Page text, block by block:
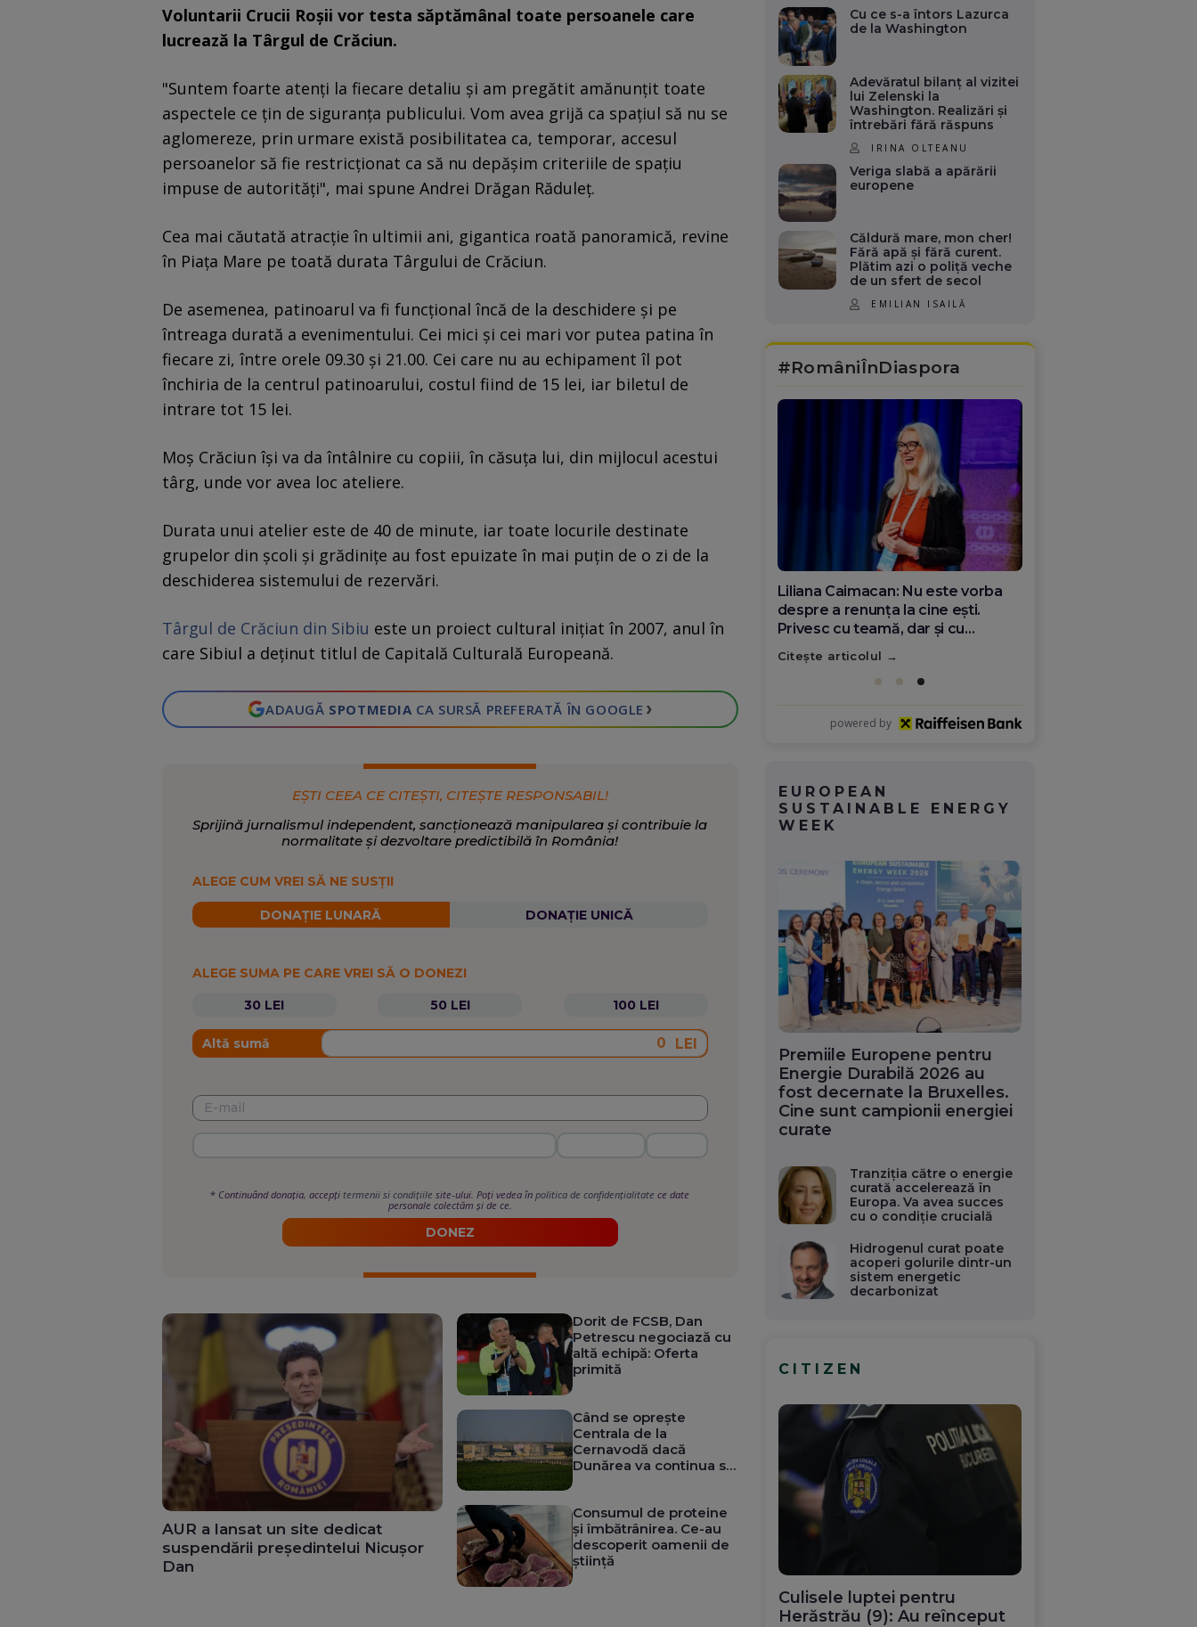
Voluntarii Crucii Roşii vor testa săptămânal toate persoanele care
lucrează la Târgul de Crăciun.
"Suntem foarte atenţi la fiecare detaliu şi am pregătit amănunţit toate
aspectele ce ţin de siguranţa publicului. Vom avea grijă ca spaţiul să nu se
aglomereze, prin urmare există posibilitatea ca, temporar, accesul
persoanelor să fie restricţionat ca să nu depăşim criteriile de spaţiu
impuse de autorităţi", mai spune Andrei Drăgan Răduleţ.
Cea mai căutată atracţie în ultimii ani, gigantica roată panoramică, revine
în Piaţa Mare pe toată durata Târgului de Crăciun.
De asemenea, patinoarul va fi funcţional încă de la deschidere şi pe
întreaga durată a evenimentului. Cei mici şi cei mari vor putea patina în
fiecare zi, între orele 09.30 şi 21.00. Cei care nu au echipament îl pot
închiria de la centrul patinoarului, costul fiind de 15 lei, iar biletul de
intrare tot 15 lei.
Moş Crăciun îşi va da întâlnire cu copiii, în căsuţa lui, din mijlocul acestui
târg, unde vor avea loc ateliere.
Durata unui atelier este de 40 de minute, iar toate locurile destinate
grupelor din şcoli şi grădiniţe au fost epuizate în mai puţin de o zi de la
deschiderea sistemului de rezervări.
Târgul de Crăciun din Sibiu este un proiect cultural iniţiat în 2007, anul în
care Sibiul a deţinut titlul de Capitală Culturală Europeană.
ADAUGĂ SPOTMEDIA CA SURSĂ PREFERATĂ ÎN GOOGLE ›
EȘTI CEEA CE CITEȘTI, CITEȘTE RESPONSABIL!
Sprijină jurnalismul independent, sancționează manipularea și contribuie la
normalitate și dezvoltare predictibilă în România!
ALEGE CUM VREI SĂ NE SUSȚII
DONAȚIE LUNARĂ DONAȚIE UNICĂ
ALEGE SUMA PE CARE VREI SĂ O DONEZI
30 LEI
50 LEI 100 LEI
Altă sumă LEI
* Continuând donația, accepțitermenii si condițiile site-ului. Poți vedea înpolitica de confidențialitate ce date
personale colectăm și de ce.
DONEZ
AUR a lansat un site dedicat
suspendării președintelui Nicușor
Dan
Dorit de FCSB, Dan
Petrescu negociază cu
altă echipă: Oferta
primită
Când se oprește
Centrala de la
Cernavodă dacă
Dunărea va continua să
Consumul de proteine
și îmbătrânirea. Ce-au
descoperit oamenii de
știință
Cu ce s-a întors Lazurca
de la Washington
Adevăratul bilanț al vizitei
lui Zelenski la
Washington. Realizări și
întrebări fără răspuns
IRINA OLTEANU
Veriga slabă a apărării
europene
Căldură mare, mon cher!
Fără apă și fără curent.
Plătim azi o poliță veche
de un sfert de secol
EMILIAN ISAILĂ
#RomâniÎnDiaspora
Diana Olar, românca de la Google
care demonstrează că diaspora
poate schimba România
Citește articolul
powered by
EUROPEAN
SUSTAINABLE ENERGY
WEEK
Premiile Europene pentru
Energie Durabilă 2026 au
fost decernate la Bruxelles.
Cine sunt campionii energiei
curate
Tranziția către o energie
curată accelerează în
Europa. Va avea succes
cu o condiție crucială
Hidrogenul curat poate
acoperi golurile dintr-un
sistem energetic
decarbonizat
CITIZEN
Culisele luptei pentru
Herăstrău (9): Au reînceput